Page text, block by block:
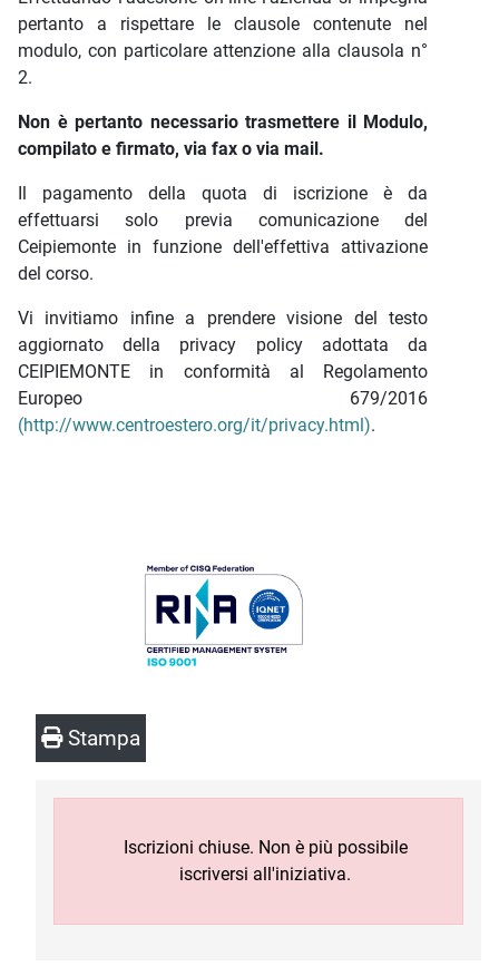
pertanto a rispettare le clausole contenute nel
modulo, con particolare attenzione alla clausola n°
2.
Non è pertanto necessario trasmettere il Modulo,
compilato e firmato, via fax o via mail.
Il pagamento della quota di iscrizione è da
effettuarsi solo previa comunicazione del
Ceipiemonte in funzione dell'effettiva attivazione
del corso.
Vi invitiamo infine a prendere visione del testo
aggiornato della privacy policy adottata da
CEIPIEMONTE in conformità al Regolamento
Europeo 679/2016
(http://www.centroestero.org/it/privacy.html).
Stampa
Iscrizioni chiuse. Non è più possibile
iscriversi all'iniziativa.